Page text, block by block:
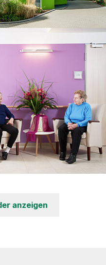
anzeigen